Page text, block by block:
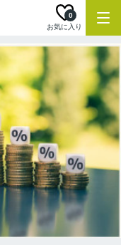
お気に入り
0